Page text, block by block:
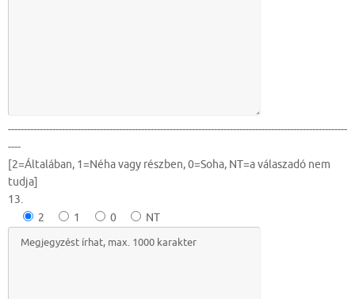
-----------------------------------------------------------------------------------------------------------
----
[2=Általában, 1=Néha vagy részben, 0=Soha, NT=a válaszadó nem
tudja]
13.
2
1 0 NT